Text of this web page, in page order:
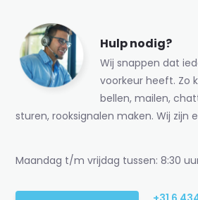
Hulp nodig?
Wij snappen dat
voorkeur heeft. Zo
bellen, mailen,
sturen, rooksignalen maken. Wij zijn
Maandag t/m vrijdag tussen: 8:30